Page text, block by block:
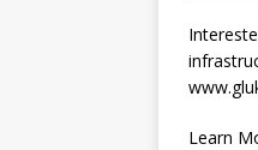
Learn